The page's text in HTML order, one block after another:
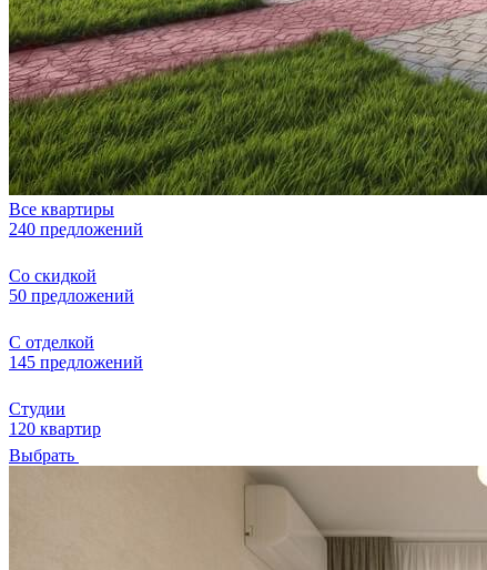
Все квартиры
240 предложений
Со скидкой
50 предложений
С отделкой
145 предложений
Студии
120 квартир
Выбрать